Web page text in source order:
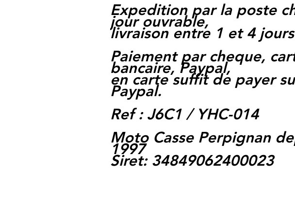
Expedition par la poste
jour ouvrable,
livraison entre 1 et 4
Paiement par cheque,
bancaire, Paypal,
en carte suffit de payer
Paypal.
Ref : J6C1 / YHC-014
Moto Casse Perpignan
1997
Siret: 34849062400023